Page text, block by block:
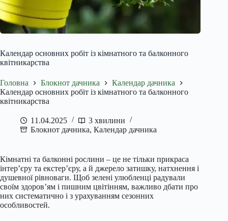
Календар основних робіт із кімнатного та балконного
квітникарства
Головна Блокнот дачника
Календар дачника
Календар основних робіт із кімнатного та балконного
квітникарства
11.04.2025
3 хвилини
Блокнот дачника, Календар дачника
Кімнатні та балконні рослини – це не тільки прикраса
інтер’єру та екстер’єру, а й джерело затишку, натхнення і
душевної рівноваги. Щоб зелені улюбленці радували
своїм здоров’ям і пишним цвітінням, важливо дбати про
них систематично і з урахуванням сезонних
особливостей.